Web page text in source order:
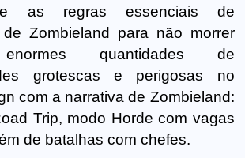
as regras essenciais de
de Zombieland para não morrer
quantidades de
grotescas e perigosas no
com a narrativa de Zombieland:
Trip, modo Horde com vagas
de batalhas com chefes.